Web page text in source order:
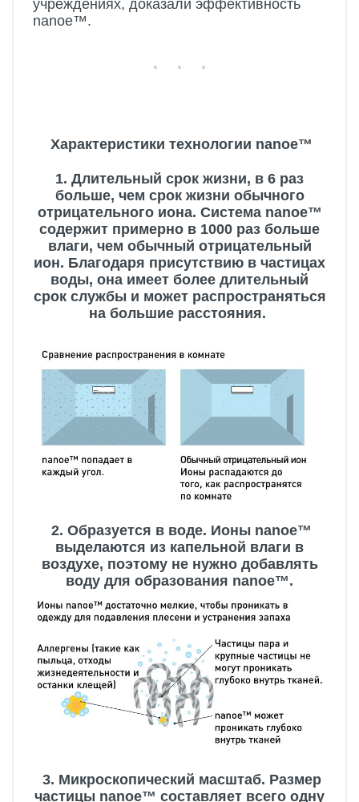
учреждениях, доказали эффективность
nanoe™.
Характеристики технологии nanoe™
1. Длительный срок жизни, в 6 раз
больше, чем срок жизни обычного
отрицательного иона. Система nanoe™
содержит примерно в 1000 раз больше
влаги, чем обычный отрицательный
ион. Благодаря присутствию в частицах
воды, она имеет более длительный
срок службы и может распространяться
на большие расстояния.
2. Образуется в воде. Ионы nanoe™
выделаются из капельной влаги в
воздухе, поэтому не нужно добавлять
воду для образования nanoe™.
3. Микроскопический масштаб. Размер
частицы nanoe™ составляет всего одну